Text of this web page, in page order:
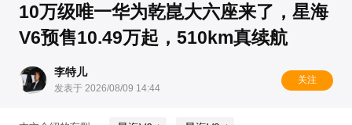
10万级唯一华为乾崑大六座来了，星海
V6预售10.49万起，510km真续航
李特儿
发表于 2026/08/09 14:44
关注